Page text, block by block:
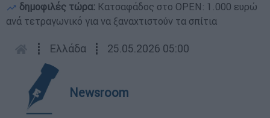
δημοφιλές τώρα: Κατσαφάδος στο OPEN: 1.000 ευρώ
ανά τετραγωνικό για να ξαναχτιστούν τα σπίτια
┋ Ελλάδα ┋ 25.05.2026 05:00
Newsroom